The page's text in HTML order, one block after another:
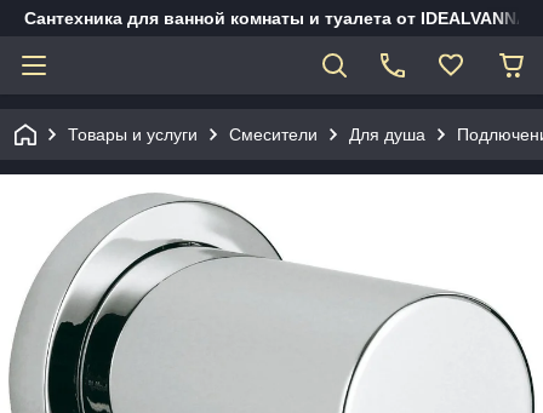
Сантехника для ванной комнаты и туалета от
Товары и услуги Смесители Для душа